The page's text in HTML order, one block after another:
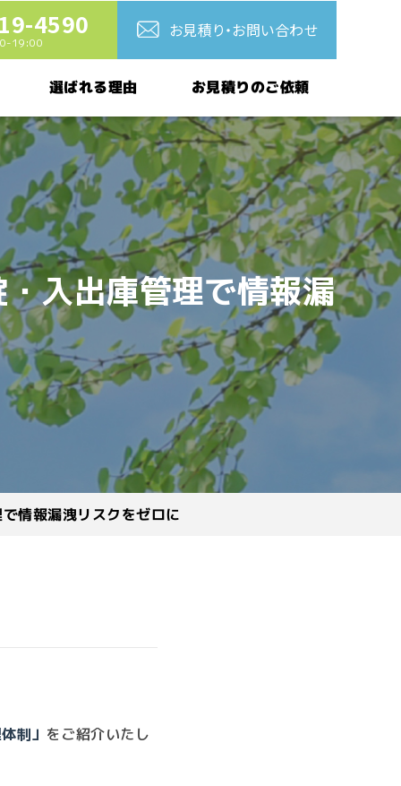
4590
19:00
お見積り・お問い合わせ
選ばれる理由 お見積りのご依頼
入出庫管理で情報漏
情報漏洩リスクをゼロに
制」 をご紹介いたし